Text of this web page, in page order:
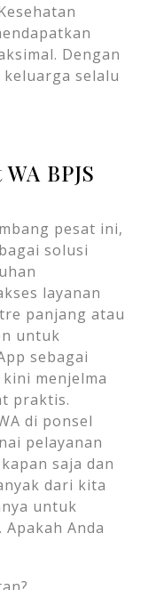
Dengan
selalu
BPJS
pesat ini,
solusi
layanan
panjang atau
untuk
sebagai
menjelma
praktis.
di ponsel
pelayanan
saja dan
dari kita
untuk
Anda